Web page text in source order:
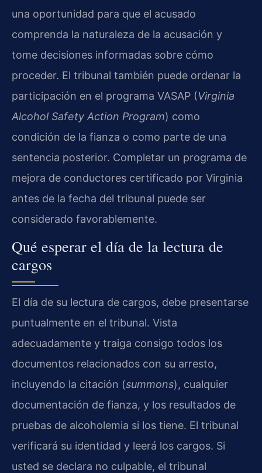
una oportunidad para que el acusado
comprenda la naturaleza de la acusación y
tome decisiones informadas sobre cómo
proceder. El tribunal también puede ordenar la
participación en el programa VASAP (Virginia
Alcohol Safety Action Program) como
condición de la fianza o como parte de una
sentencia posterior. Completar un programa de
mejora de conductores certificado por Virginia
antes de la fecha del tribunal puede ser
considerado favorablemente.
Qué esperar el día de la lectura de
cargos
El día de su lectura de cargos, debe presentarse
puntualmente en el tribunal. Vista
adecuadamente y traiga consigo todos los
documentos relacionados con su arresto,
incluyendo la citación (summons), cualquier
documentación de fianza, y los resultados de
pruebas de alcoholemia si los tiene. El tribunal
verificará su identidad y leerá los cargos. Si
usted se declara no culpable, el tribunal